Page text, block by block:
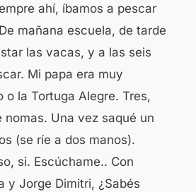
ahí, íbamos a pescar
mañana escuela, de tarde
las vacas, y a las seis
Mi papa era muy
o la Tortuga Alegre. Tres,
nomas. Una vez saqué un
(se ríe a dos manos).
si. Escúchame.. Con
y Jorge Dimitri, ¿Sabés